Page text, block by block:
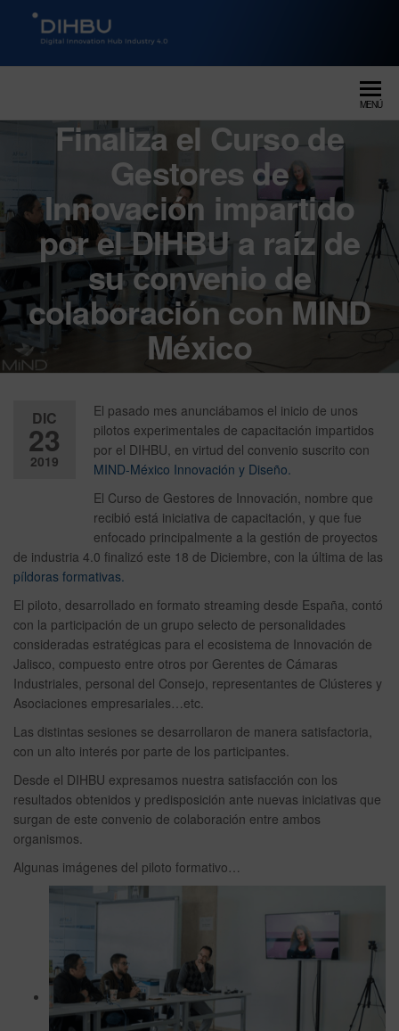
DIGITAL INNOVATION HUB
MENÚ
Finaliza el Curso de
Gestores de
Innovación impartido
por el DIHBU a raíz de
su convenio de
colaboración con MIND
México
DIC
23
2019
El pasado mes anunciábamos el inicio de unos
pilotos experimentales de capacitación impartidos
por el DIHBU, en virtud del convenio suscrito con
MIND-México Innovación y Diseño.
El Curso de Gestores de Innovación, nombre que
recibió está iniciativa de capacitación, y que fue
enfocado principalmente a la gestión de proyectos
de industria 4.0 finalizó este 18 de Diciembre, con la última de las
píldoras formativas.
El piloto, desarrollado en formato streaming desde España, contó
con la participación de un grupo selecto de personalidades
consideradas estratégicas para el ecosistema de Innovación de
Jalisco, compuesto entre otros por Gerentes de Cámaras
Industriales, personal del Consejo, representantes de Clústeres y
Asociaciones empresariales…etc.
Las distintas sesiones se desarrollaron de manera satisfactoria,
con un alto interés por parte de los participantes.
Desde el DIHBU expresamos nuestra satisfacción con los
resultados obtenidos y predisposición ante nuevas iniciativas que
surgan de este convenio de colaboración entre ambos
organismos.
Algunas imágenes del piloto formativo…